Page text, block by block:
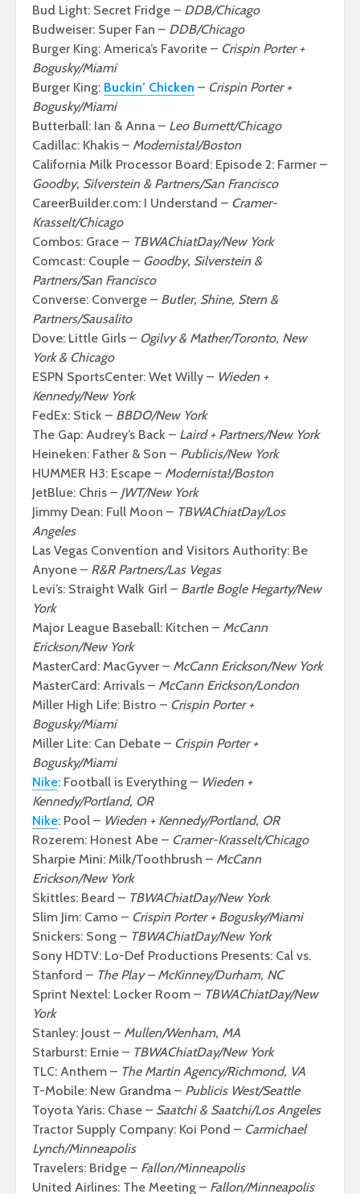
Bud Light: Secret Fridge – DDB/Chicago
Budweiser: Super Fan – DDB/Chicago
Burger King: America’s Favorite – Crispin Porter +
Bogusky/Miami
Burger King: Buckin’ Chicken – Crispin Porter +
Bogusky/Miami
Butterball: Ian & Anna – Leo Burnett/Chicago
Cadillac: Khakis – Modernista!/Boston
California Milk Processor Board: Episode 2: Farmer –
Goodby, Silverstein & Partners/San Francisco
CareerBuilder.com: I Understand – Cramer-
Krasselt/Chicago
Combos: Grace – TBWAChiatDay/New York
Comcast: Couple – Goodby, Silverstein &
Partners/San Francisco
Converse: Converge – Butler, Shine, Stern &
Partners/Sausalito
Dove: Little Girls – Ogilvy & Mather/Toronto, New
York & Chicago
ESPN SportsCenter: Wet Willy – Wieden +
Kennedy/New York
FedEx: Stick – BBDO/New York
The Gap: Audrey’s Back – Laird + Partners/New York
Heineken: Father & Son – Publicis/New York
HUMMER H3: Escape – Modernista!/Boston
JetBlue: Chris – JWT/New York
Jimmy Dean: Full Moon – TBWAChiatDay/Los
Angeles
Las Vegas Convention and Visitors Authority: Be
Anyone – R&R Partners/Las Vegas
Levi’s: Straight Walk Girl – Bartle Bogle Hegarty/New
York
Major League Baseball: Kitchen – McCann
Erickson/New York
MasterCard: MacGyver – McCann Erickson/New York
MasterCard: Arrivals – McCann Erickson/London
Miller High Life: Bistro – Crispin Porter +
Bogusky/Miami
Miller Lite: Can Debate – Crispin Porter +
Bogusky/Miami
Nike: Football is Everything – Wieden +
Kennedy/Portland, OR
Nike: Pool – Wieden + Kennedy/Portland, OR
Rozerem: Honest Abe – Cramer-Krasselt/Chicago
Sharpie Mini: Milk/Toothbrush – McCann
Erickson/New York
Skittles: Beard – TBWAChiatDay/New York
Slim Jim: Camo – Crispin Porter + Bogusky/Miami
Snickers: Song – TBWAChiatDay/New York
Sony HDTV: Lo-Def Productions Presents: Cal vs.
Stanford – The Play – McKinney/Durham, NC
Sprint Nextel: Locker Room – TBWAChiatDay/New
York
Stanley: Joust – Mullen/Wenham, MA
Starburst: Ernie – TBWAChiatDay/New York
TLC: Anthem – The Martin Agency/Richmond, VA
T-Mobile: New Grandma – Publicis West/Seattle
Toyota Yaris: Chase – Saatchi & Saatchi/Los Angeles
Tractor Supply Company: Koi Pond – Carmichael
Lynch/Minneapolis
Travelers: Bridge – Fallon/Minneapolis
United Airlines: The Meeting – Fallon/Minneapolis